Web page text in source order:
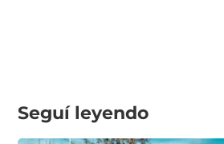
Seguí leyendo